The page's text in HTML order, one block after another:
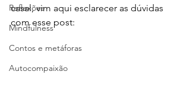
Reflexões
Mindfulness
Contos e metáforas
Autocompaixão
casal, vim aqui esclarecer as dúvidas
com esse post: